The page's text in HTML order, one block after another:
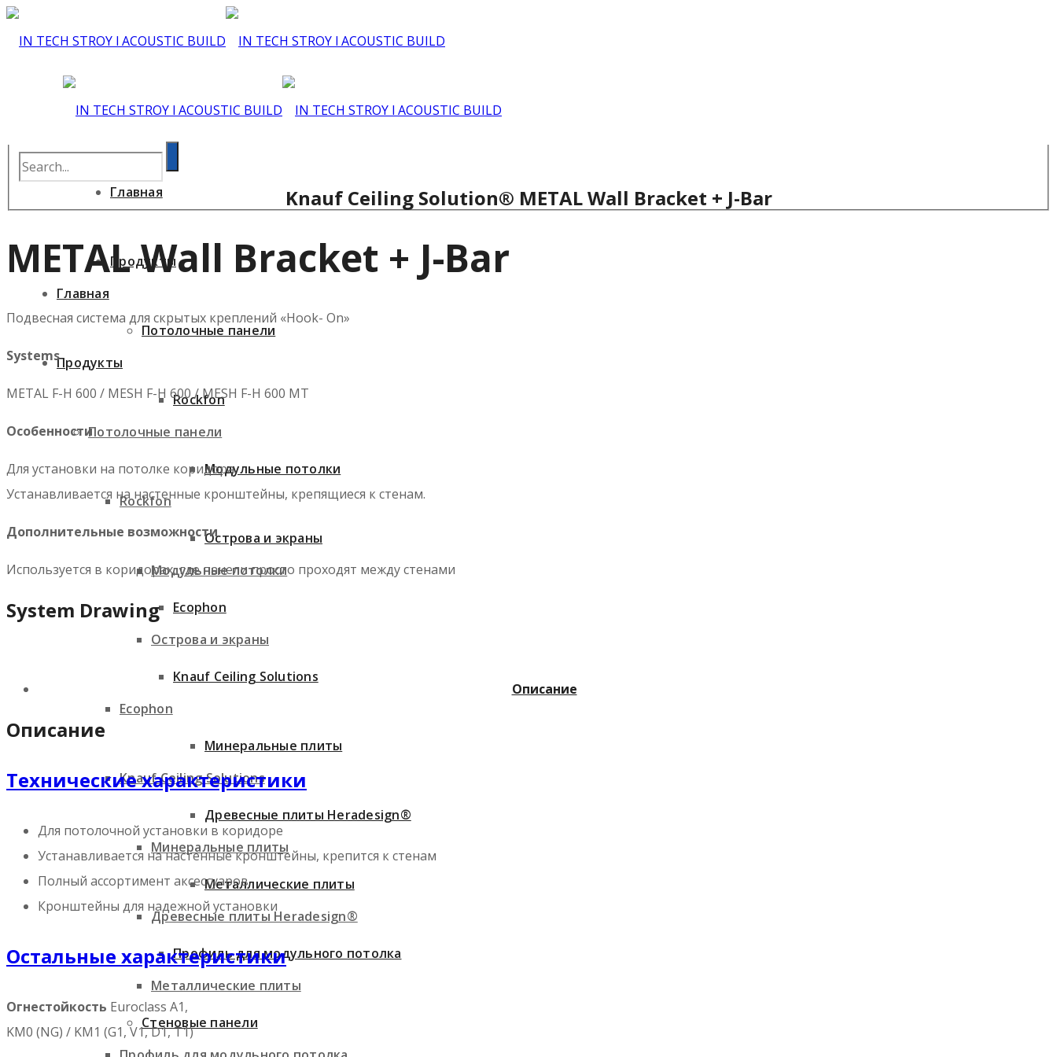
Главная
Продукты
Потолочные панели
Rockfon
Модульные потолки
Острова и экраны
Ecophon
Knauf Ceiling Solutions
Минеральные плиты
Древесные плиты Heradesign®
Металлические плиты
Главная
Продукты
Потолочные панели
Rockfon
Модульные потолки
Острова и экраны
Ecophon
Knauf Ceiling Solutions
Минеральные плиты
Древесные плиты Heradesign®
Металлические плиты
Профиль для модульного потолка
Стеновые панели
Knauf Ceiling Solution® METAL Wall Bracket + J-Bar
METAL Wall Bracket + J-Bar
Подвесная система для скрытых креплений «Hook- On»
Systems
METAL F-H 600 / MESH F-H 600 / MESH F-H 600 MT
Особенности
Для установки на потолке коридора.
Устанавливается на настенные кронштейны, крепящиеся к стенам.
Дополнительные возможности
Используется в коридорах, где панели просто проходят между стенами
System Drawing
Описание
Описание
Технические характеристики
Для потолочной установки в коридоре
Устанавливается на настенные кронштейны, крепится к стенам
Полный ассортимент аксессуаров
Кронштейны для надежной установки
Остальные характеристики
Огнестойкость Euroclass A1,
KM0 (NG) / KM1 (G1, V1, D1, T1)